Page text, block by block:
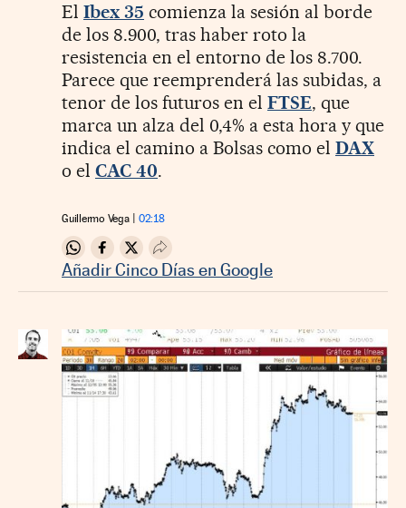
El Ibex 35 comienza la sesión al borde
de los 8.900, tras haber roto la
resistencia en el entorno de los 8.700.
Parece que reemprenderá las subidas, a
tenor de los futuros en el FTSE, que
marca un alza del 0,4% a esta hora y que
indica el camino a Bolsas como el DAX
o el CAC 40.
Guillermo Vega 02:18
Compartir en Whatsapp
Compartir en Facebook
Compartir en Twitter
Desplegar Redes Sociales
Añadir Cinco Días en Google